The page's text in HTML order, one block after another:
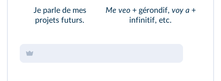
Je parle de mes
projets futurs.
Me veo+ gérondif, voy a+
infinitif, etc.